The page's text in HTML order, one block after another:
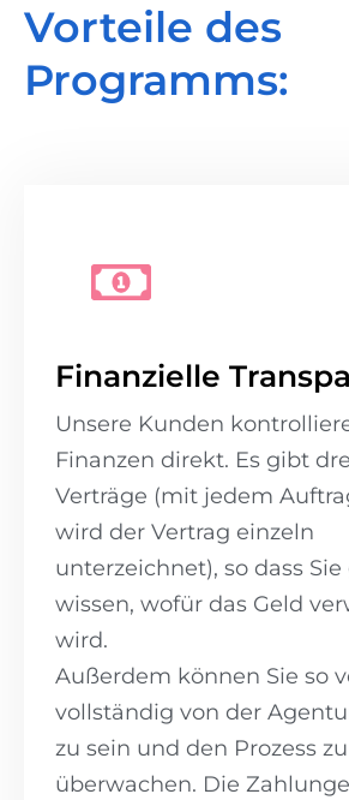
Vorteile des
Programms:
Finanzielle
Unsere Kunden
Finanzen direkt. Es gibt
Verträge (mit jedem
wird der Vertrag einzeln
unterzeichnet), so dass
wissen, wofür das Geld
wird.
Außerdem können Sie so
vollständig von der
zu sein und den Prozess zu
überwachen. Die